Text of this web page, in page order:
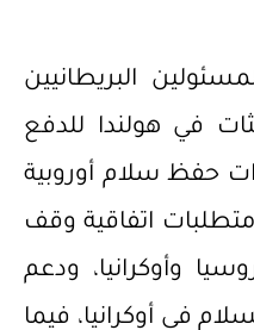
البريطانيين
في هولندا للدفع
حفظ سلام أوروبية
متطلبات اتفاقية وقف
وأوكرانيا، ودعم
في أوكرانيا، فيما